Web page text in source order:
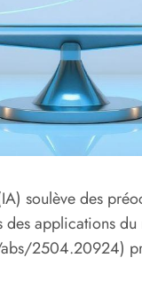
soulève des
des applications
2504.20924)